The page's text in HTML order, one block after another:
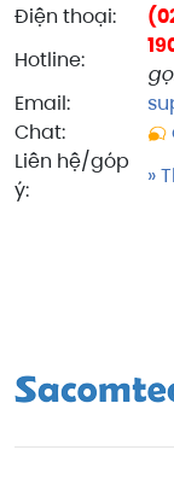
Điện thoại:
Hotline:
Email:
Chat:
Liên hệ/góp
ý:
»